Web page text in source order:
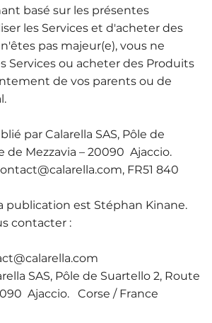
basé sur les présentes
les Services et d'acheter des
pas majeur(e), vous ne
Services ou acheter des Produits
de vos parents ou de
par Calarella SAS, Pôle de
de Mezzavia – 20090 Ajaccio.
, FR51 840
publication est Stéphan Kinane.
contacter :
SAS, Pôle de Suartello 2, Route
Ajaccio. Corse / France